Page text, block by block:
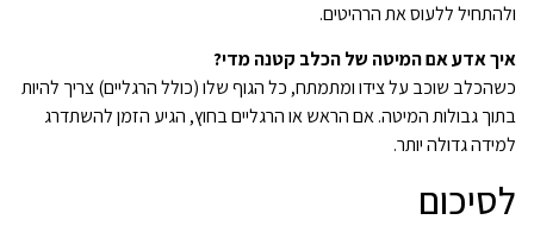
ולהתחיל ללעוס את הרהיטים.
איך אדע אם המיטה של הכלב קטנה מדי?
כשהכלב שוכב על צידו ומתמתח, כל הגוף שלו (כולל הרגליים) צריך להיות
בתוך גבולות המיטה. אם הראש או הרגליים בחוץ, הגיע הזמן להשתדרג
למידה גדולה יותר.
לסיכום